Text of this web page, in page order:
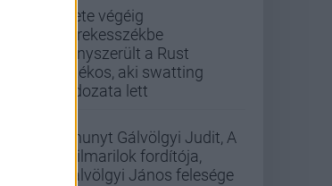
Élete végéig
kerekesszékbe
kényszerült a Rust
játékos, aki swatting
áldozata lett
Elhunyt Gálvölgyi Judit, A
szilmarilok fordítója,
Gálvölgyi János felesége